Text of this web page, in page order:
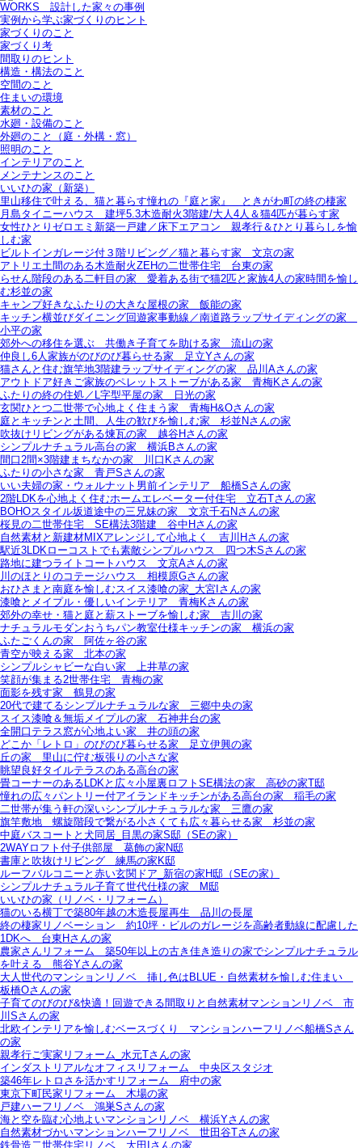
WORKS＿設計した家々の事例
実例から学ぶ家づくりのヒント
家づくりのこと
家づくり考
間取りのヒント
構造・構法のこと
空間のこと
住まいの環境
素材のこと
水廻・設備のこと
外廻のこと（庭・外構・窓）
照明のこと
インテリアのこと
メンテナンスのこと
いいひの家（新築）
里山移住で叶える、猫と暮らす憧れの『庭と家』＿ときがわ町の終の棲家
月島タイニーハウス＿建坪5.3木造耐火3階建/大人4人＆猫4匹が暮らす家
女性ひとりゼロエミ新築一戸建／床下エアコン＿親孝行＆ひとり暮らしを愉
しむ家
ビルトインガレージ付３階リビング／猫と暮らす家＿文京の家
アトリエ土間のある木造耐火ZEHの二世帯住宅＿台東の家
らせん階段のある二軒目の家＿愛着ある街で猫2匹と家族4人の家時間を愉し
む杉並の家
キャンプ好きなふたりの大きな屋根の家＿飯能の家
キッチン横並びダイニング回遊家事動線／南道路ラップサイディングの家＿
小平の家
郊外への移住を選ぶ＿共働き子育てを助ける家＿流山の家
仲良し6人家族がのびのび暮らせる家＿足立Yさんの家
猫さんと住む旗竿地3階建ラップサイディングの家＿品川Aさんの家
アウトドア好きご家族のペレットストーブがある家＿青梅Kさんの家
ふたりの終の住処／L字型平屋の家＿日光の家
玄関ひとつ二世帯で心地よく住まう家＿青梅H&Oさんの家
庭とキッチンと土間、人生の歓びを愉しむ家＿杉並Nさんの家
吹抜けリビングがある煉瓦の家＿越谷Hさんの家
シンプルナチュラル高台の家＿横浜Bさんの家
間口2間×3階建まちなかの家＿川口Kさんの家
ふたりの小さな家＿青戸Sさんの家
いい夫婦の家・ウォルナット男前インテリア＿船橋Sさんの家
2階LDKを心地よく住むホームエレベーター付住宅＿立石Tさんの家
BOHOスタイル坂道途中の三兄妹の家＿文京千石Nさんの家
桜見の二世帯住宅＿SE構法3階建＿谷中Hさんの家
自然素材と新建材MIXアレンジして心地よく＿吉川Hさんの家
駅近3LDKローコストでも素敵シンプルハウス＿四つ木Sさんの家
路地に建つライトコートハウス＿文京Aさんの家
川のほとりのコテージハウス＿相模原Gさんの家
おひさまと南庭を愉しむスイス漆喰の家_大宮Iさんの家
漆喰とメイプル・優しいインテリア＿青梅Kさんの家
郊外の幸せ・猫と庭と薪ストーブを愉しむ家＿吉川の家
ナチュラルモダンおうちパン教室仕様キッチンの家＿横浜の家
ふたごくんの家＿阿佐ヶ谷の家
青空が映える家＿北本の家
シンプルシャビーな白い家＿上井草の家
笑顔が集まる2世帯住宅＿青梅の家
面影を残す家＿鶴見の家
20代で建てるシンプルナチュラルな家＿三郷中央の家
スイス漆喰＆無垢メイプルの家＿石神井台の家
全開口テラス窓が心地よい家＿井の頭の家
どこか「レトロ」のびのび暮らせる家＿足立伊興の家
丘の家＿里山に佇む板張りの小さな家
眺望良好タイルテラスのある高台の家
畳コーナーのあるLDKと広々小屋裏ロフトSE構法の家＿高砂の家T邸
憧れの広々パントリー付アイランドキッチンがある高台の家＿稲毛の家
二世帯が集う軒の深いシンプルナチュラルな家＿三鷹の家
旗竿敷地＿螺旋階段で繋がる小さくても広々暮らせる家＿杉並の家
中庭バスコートと犬同居_目黒の家S邸（SEの家）
2WAYロフト付子供部屋＿葛飾の家N邸
書庫と吹抜けリビング 練馬の家K邸
ルーフバルコニーと赤い玄関ドア_新宿の家H邸（SEの家）
シンプルナチュラル子育て世代仕様の家 M邸
いいひの家（リノベ・リフォーム）
猫のいる横丁で築80年越の木造長屋再生＿品川の長屋
終の棲家リノベーション＿約10坪・ビルのガレージを高齢者動線に配慮した
1DKへ＿台東Hさんの家
農家さんリフォーム＿築50年以上の古き佳き造りの家でシンプルナチュラル
を叶える＿熊谷Yさんの家
大人世代のマンションリノベ＿挿し色はBLUE・自然素材を愉しむ住まい＿
板橋Oさんの家
子育てのびのび&快適！回遊できる間取りと自然素材マンションリノベ＿市
川Sさんの家
北欧インテリアを愉しむベースづくり＿マンションハーフリノベ船橋Sさん
の家
親孝行ご実家リフォーム_水元Tさんの家
インダストリアルなオフィスリフォーム＿中央区スタジオ
築46年レトロさを活かすリフォーム＿府中の家
東京下町民家リフォーム＿木場の家
戸建ハーフリノベ＿鴻巣Sさんの家
海と空を臨む心地よいマンションリノベ＿横浜Yさんの家
自然素材づかいマンションハーフリノベ＿世田谷Tさんの家
鉄骨造二世帯住宅リノベ＿大田Iさんの家